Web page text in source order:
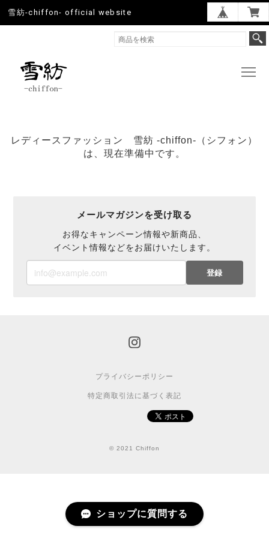
雪紡-chiffon- official website
レディースファッション 雪紡 -chiffon-（シフォン）
は、現在準備中です。
メールマガジンを受け取る
お得なキャンペーン情報や新商品、
イベント情報などをお届けいたします。
登録
プライバシーポリシー
特定商取引法に基づく表記
© 2021 Chiffon
ショップに質問する